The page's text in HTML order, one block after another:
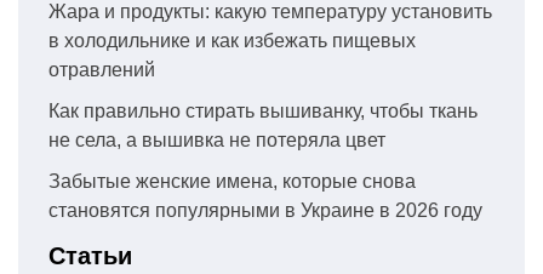
Жара и продукты: какую температуру установить
в холодильнике и как избежать пищевых
отравлений
Как правильно стирать вышиванку, чтобы ткань
не села, а вышивка не потеряла цвет
Забытые женские имена, которые снова
становятся популярными в Украине в 2026 году
Статьи